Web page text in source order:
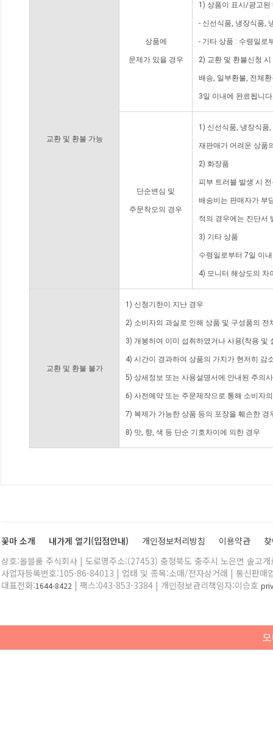
교환 및 환불 가능
상품에
문제가 있을 경우
1) 상품이 표시/광고된
- 신선식품, 냉장식품,
- 기타 상품 : 수령일로
2) 교환 및 환불신청
배송, 일부환불, 전체
3일 이내에 완료됩니
단순변심 및
주문착오의 경우
1) 신선식품, 냉장식품
재판매가 어려운 상품
2) 화장품
피부 트러블 발생 시
배송비는 판매자가 부
적의 경우에는 진단서
3) 기타 상품
수령일로부터 7일 이
4) 모니터 해상도의 차
교환 및 환불 불가
1) 신청기한이 지난 경우
2) 소비자의 과실로 인해 상품 및 구성품의
3) 개봉하여 이미 섭취하였거나 사용(착용 및
4) 시간이 경과하여 상품의 가치가 현저히 감
5) 상세정보 또는 사용설명서에 안내된 주의
6) 사전예약 또는 주문제작으로 통해 소비자
7) 복제가 가능한 상품 등의 포장을 훼손한 경
8) 맛, 향, 색 등 단순 기호차이에 의한 경우
꽃마 소개 내가게 열기(입점안내) 개인정보처리방침 이용약관
상호:올블룸 주식회사 | 도로명주소:(27453) 충청북도 충주시 노은면 솔고
사업자등록번호:105-86-84013 | 업태 및 종목:소매/전자상거래 | 통신판매
대표전화:1644-8422 | 팩스:043-853-3384 | 개인정보관리책임자:이승호